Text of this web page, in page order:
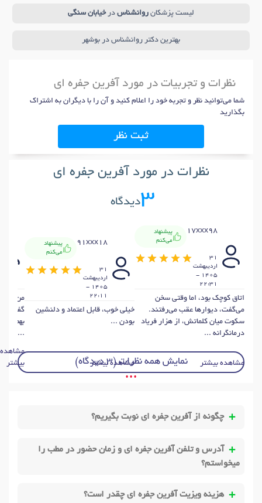
لیست پزشکان روانشناس درخیابان سنگی
بهترین دکتر روانشناس در بوشهر
نظرات و تجربیات در مورد آفرین جفره ای
شما می‌توانید نظر و تجربه خود را اعلام کنید و آن را با دیگران به اشتراک
بگذارید
ثبت نظر
نظرات در مورد آفرین جفره ای
3دیدگاه
17xxx98
پیشنهاد
می‌کنم
31
ارديبهشت
1405 -
22:31
اتاق کوچک بود، اما وقتی سخن
می‌گفت، دیوارها عقب می‌رفتند.
سکوت میان کلماتش، از هزار فریاد
درمانگرانه ...
مشاهده بیشتر
91xxx18
پیشنهاد
می‌کنم
31
ارديبهشت
1405 -
22:11
خیلی خوب، قابل اعتماد و دلنشین
بودن ...
مشاهده بیشتر
من
گفتن
بهم
...
مشاهده
بیشتر
نمایش همه نظرات (3 دیدگاه)
• • •
چگونه از آفرین جفره ای نوبت بگیریم؟
آدرس و تلفن آفرین جفره ای و زمان حضور در مطب را
میخواستم؟
هزینه ویزیت آفرین جفره ای چقدر است؟